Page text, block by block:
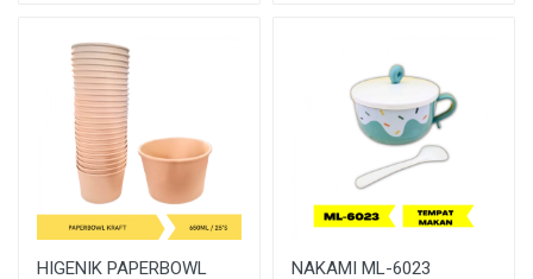
HIGENIK PAPERBOWL NAKAMI ML-6023